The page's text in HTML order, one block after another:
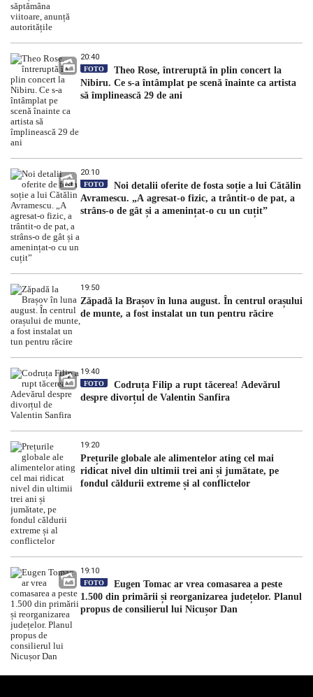
20:40
FOTO
Theo Rose, întreruptă în plin concert la
Nibiru. Ce s-a întâmplat pe scenă înainte ca artista
să împlinească 29 de ani
20:10
FOTO
Noi detalii oferite de fosta soție a lui Cătălin
Avramescu. „A agresat-o fizic, a trântit-o de pat, a
strâns-o de gât și a amenințat-o cu un cuțit”
19:50
Zăpadă la Brașov în luna august. În centrul orașului
de munte, a fost instalat un tun pentru răcire
19:40
FOTO
Codruța Filip a rupt tăcerea! Adevărul
despre divorțul de Valentin Sanfira
19:20
Prețurile globale ale alimentelor ating cel mai
ridicat nivel din ultimii trei ani și jumătate, pe
fondul căldurii extreme și al conflictelor
19:10
FOTO
Eugen Tomac ar vrea comasarea a peste
1.500 din primării și reorganizarea județelor. Planul
propus de consilierul lui Nicușor Dan